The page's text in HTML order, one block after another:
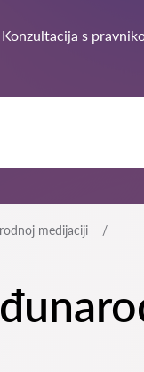
Konzultacija s
medijaciji